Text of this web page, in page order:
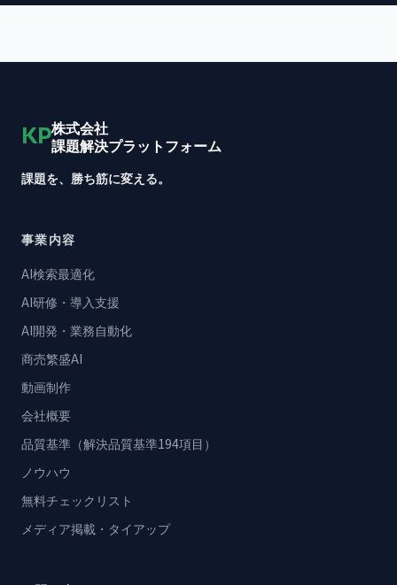
KP株式会社
課題解決プラットフォーム
課題を、勝ち筋に変える。
事業内容
AI検索最適化
AI研修・導入支援
AI開発・業務自動化
商売繁盛AI
動画制作
会社概要
品質基準（解決品質基準194項目）
ノウハウ
無料チェックリスト
メディア掲載・タイアップ